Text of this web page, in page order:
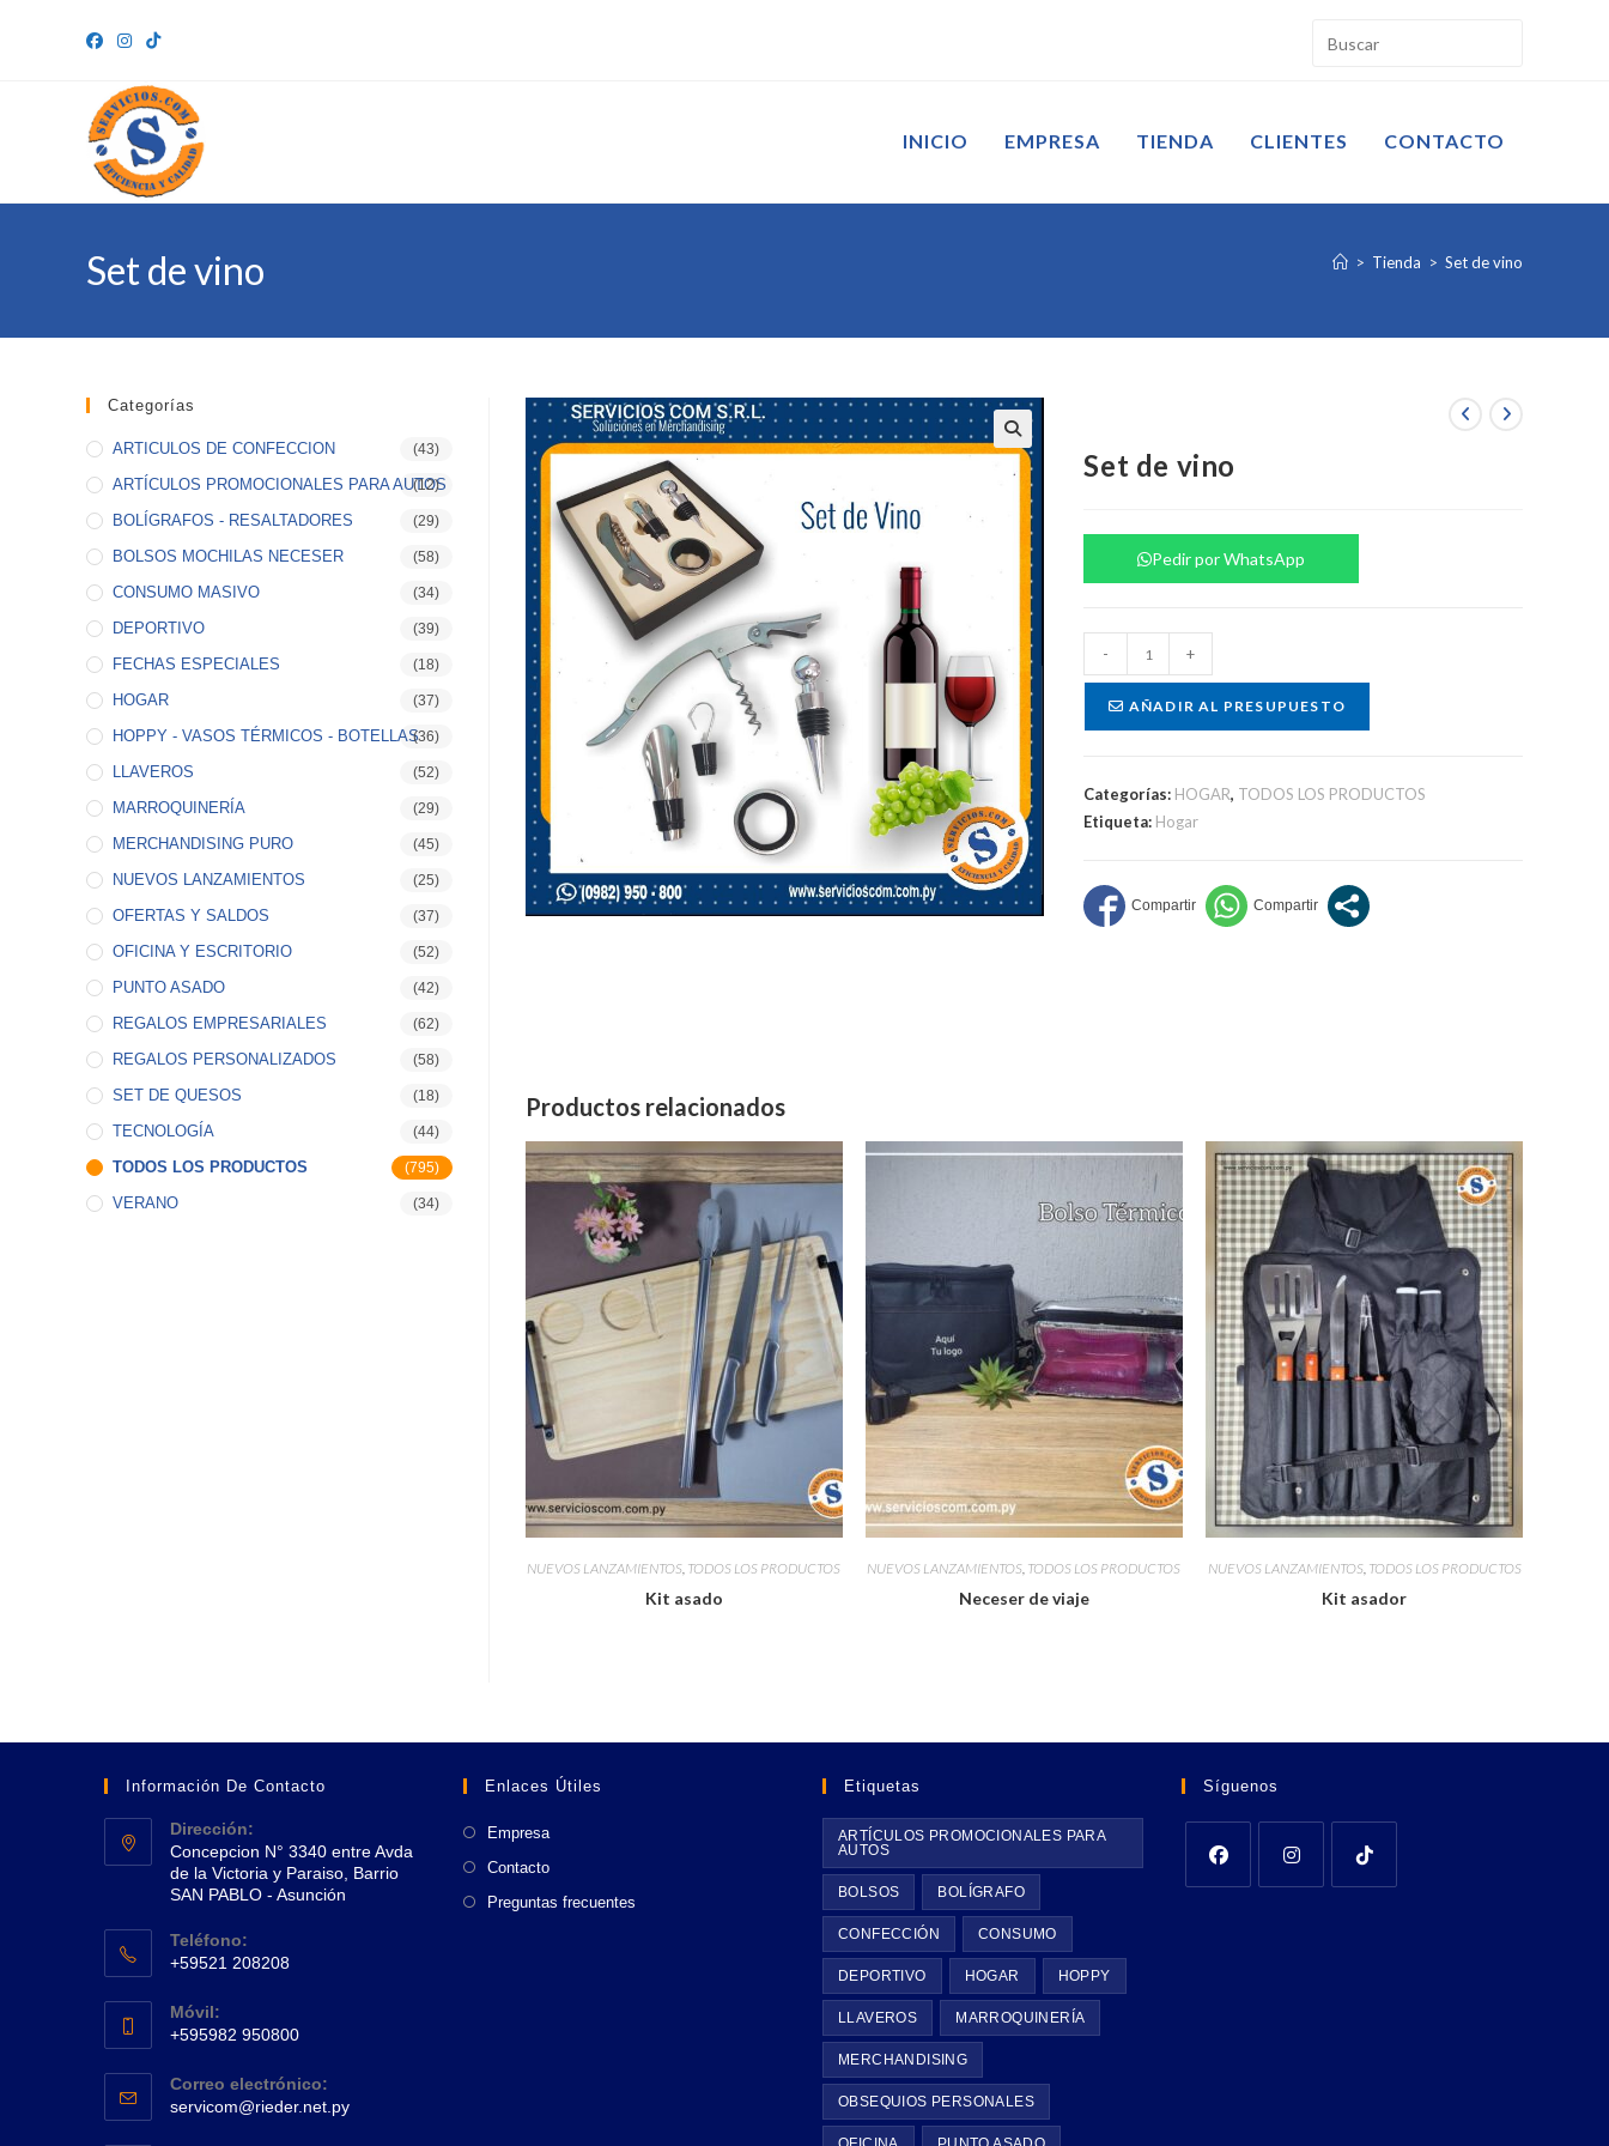
INICIO EMPRESA TIENDA CLIENTES CONTACTO
Set de vino > Tienda > Set de vino
Set de vino
Pedir por WhatsApp
de
vino
cantidad
- +
AÑADIR AL PRESUPUESTO
Categorías: HOGAR, TODOS LOS PRODUCTOS
Etiqueta: Hogar
Productos relacionados
NUEVOS LANZAMIENTOS, TODOS LOS PRODUCTOS
Kit asado
NUEVOS LANZAMIENTOS, TODOS LOS PRODUCTOS
Neceser de viaje
NUEVOS LANZAMIENTOS, TODOS LOS PRODUCTOS
Kit asador
Categorías
ARTICULOS DE CONFECCION (43)
ARTÍCULOS PROMOCIONALES PARA AUTOS
(12)
BOLÍGRAFOS - RESALTADORES (29)
BOLSOS MOCHILAS NECESER (58)
CONSUMO MASIVO (34)
DEPORTIVO (39)
FECHAS ESPECIALES (18)
HOGAR (37)
HOPPY - VASOS TÉRMICOS - BOTELLAS(36)
LLAVEROS (52)
MARROQUINERÍA (29)
MERCHANDISING PURO (45)
NUEVOS LANZAMIENTOS (25)
OFERTAS Y SALDOS (37)
OFICINA Y ESCRITORIO (52)
PUNTO ASADO (42)
REGALOS EMPRESARIALES (62)
REGALOS PERSONALIZADOS (58)
SET DE QUESOS (18)
TECNOLOGÍA (44)
TODOS LOS PRODUCTOS (795)
VERANO (34)
Información De Contacto
Dirección:
Concepcion N° 3340 entre Avda
de la Victoria y Paraiso, Barrio
SAN PABLO - Asunción
abre
una
nueva
Teléfono:
+59521 208208
abre
en
tu
aplicación
Móvil:
+595982 950800
abre
en
Correo electrónico:
servicom@rieder.net.pySe
Enlaces Útiles
Empresa
Contacto
Preguntas frecuentes
Etiquetas
ARTÍCULOS PROMOCIONALES PARA
AUTOS
BOLSOS BOLÍGRAFO
CONFECCIÓN CONSUMO
DEPORTIVO HOGAR HOPPY
LLAVEROS MARROQUINERÍA
MERCHANDISING
OBSEQUIOS PERSONALES
Síguenos